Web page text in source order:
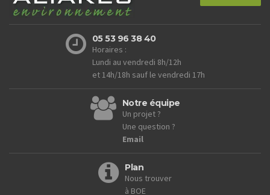
05 53 96 38 40
Horaires :
Lundi au vendredi 8h/12h
et 14h/18h sauf le vendredi 17h
Notre équipe
Un projet ?
Une question ?
Email
Plan
Nous trouver
à BOE